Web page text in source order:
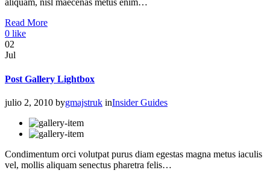
aliquam, nisl maecenas metus enim…
Read More
0 like
02
Jul
Post Gallery Lightbox
julio 2, 2010 bygmajstruk inInsider Guides
Condimentum orci volutpat purus diam egestas magna metus iaculis
vel, mollis aliquam senectus pharetra felis…